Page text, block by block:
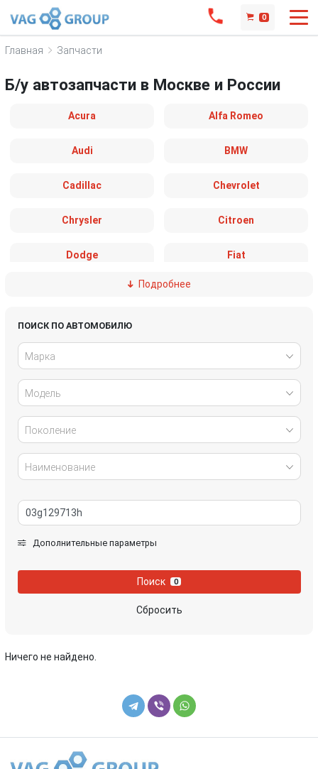
0
Главная Запчасти
Б/у автозапчасти в Москве и России
Acura Alfa Romeo
Audi BMW
Cadillac Chevrolet
Chrysler Citroen
Dodge Fiat
Honda
Kia
Land Rover
Mazda Mercedes-Benz
Nissan Opel
Подробнее
ПОИСК ПО АВТОМОБИЛЮ
Марка
Модель
Поколение
Наименование
Дополнительные параметры
Поиск 0
Сбросить
Ничего не найдено.